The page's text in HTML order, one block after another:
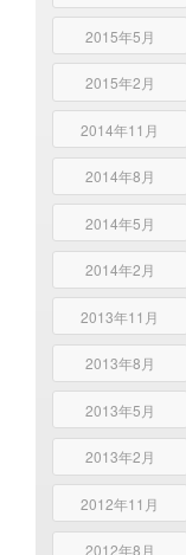
2015年5月
2015年2月
2014年11月
2014年8月
2014年5月
2014年2月
2013年11月
2013年8月
2013年5月
2013年2月
2012年11月
2012年8月